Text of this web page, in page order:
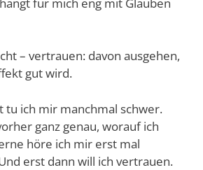
– vertrauen: davon ausgehen,
gut wird.
tu ich mir manchmal schwer.
ganz genau, worauf ich
höre ich mir erst mal
erst dann will ich vertrauen.